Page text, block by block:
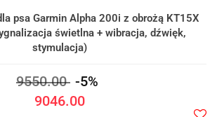
psa Garmin Alpha 200i z obrożą KT15X
świetlna + wibracja, dźwięk,
stymulacja)
9550.00 -5%
9046.00